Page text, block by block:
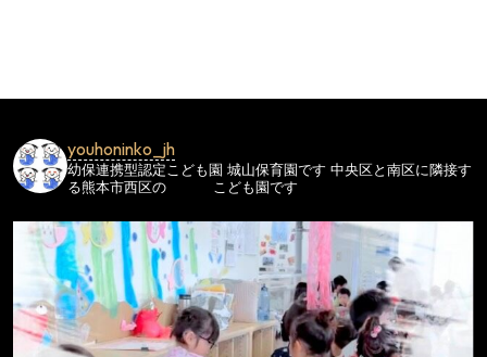
ー
ョ
ン
youhoninko_jh
幼保連携型認定こども園 城山保育園です 中央区と南区に隣接す
る熊本市西区の
こども園です